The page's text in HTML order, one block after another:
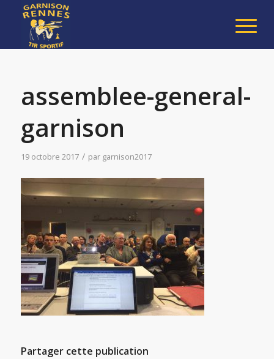
assemblee-general-
garnison
19 octobre 2017 / par garnison2017
Partager cette publication